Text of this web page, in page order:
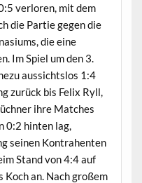
verloren, mit dem
die Partie gegen die
die eine
Im Spiel um den 3.
aussichtslos 1:4
zurück bis Felix Ryll,
ihre Matches
0:2 hinten lag,
seinen Kontrahenten
Stand von 4:4 auf
an. Nach großem